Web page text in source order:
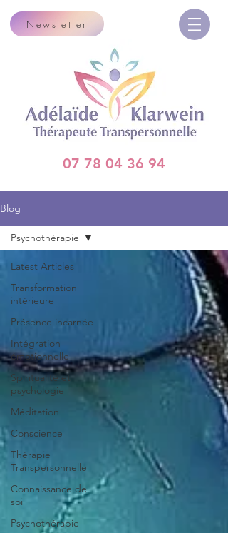
Newsletter
07 78 04 36 94
Blog
Latest Articles
Transformation
intérieure
Présence incarnée
Intégration
émotionnelle
Spiritualité et
psychologie
Méditation
Conscience
Thérapie
Transpersonnelle
Connaissance de
soi
Psychothérapie
Psychothérapie